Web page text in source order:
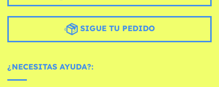
SIGUE TU PEDIDO
¿NECESITAS AYUDA?: